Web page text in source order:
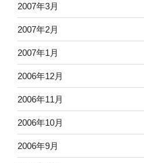
2007年3月
2007年2月
2007年1月
2006年12月
2006年11月
2006年10月
2006年9月